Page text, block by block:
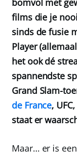
bomvol met
films die je
sinds de fusie
Player
het ook dé
spannendste
Grand Slam-
de France, UFC,
staat er
Maar… er is